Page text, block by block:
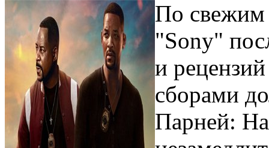
По свежим
"Sony"
и
сборами
Парней: